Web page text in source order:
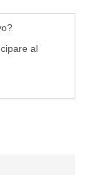
al